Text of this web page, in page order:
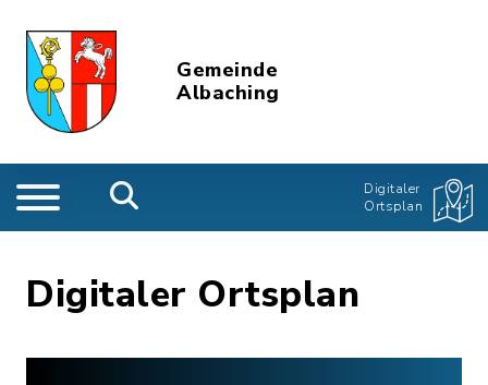
Gemeinde
Albaching
Digitaler
Ortsplan
Digitaler Ortsplan